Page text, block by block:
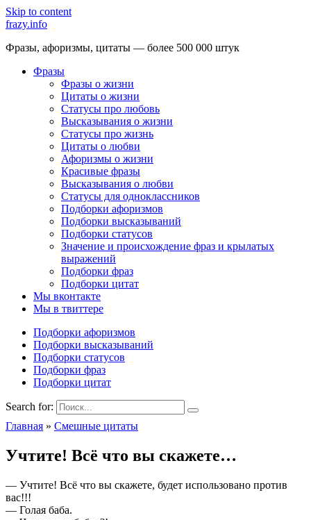
Skip to content
frazy.info
Фразы, афоризмы, цитаты — более 500 000 штук
Фразы
Фразы о жизни
Цитаты о жизни
Статусы про любовь
Высказывания о жизни
Статусы про жизнь
Цитаты о любви
Афоризмы о жизни
Красивые фразы
Высказывания о любви
Статусы для одноклассников
Подборки афоризмов
Подборки высказываний
Подборки статусов
Значение и происхождение фраз и крылатых
выражений
Подборки фраз
Подборки цитат
Мы вконтакте
Мы в твиттере
Подборки афоризмов
Подборки высказываний
Подборки статусов
Подборки фраз
Подборки цитат
Search for:
Главная » Смешные цитаты
Учтите! Всё что вы скажете…
— Учтите! Всё что вы скажете, будет использовано против
вас!!!
— Голая баба.